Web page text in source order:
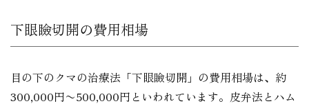
下眼瞼切開の費用相場
目の下のクマの治療法「下眼瞼切開」の費用相場は、約
300,000円〜500,000円といわれています。皮弁法とハム